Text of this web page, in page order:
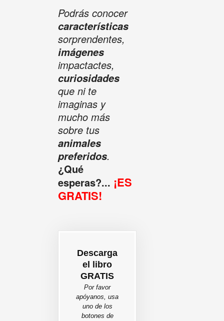
Podrás conocer
características
sorprendentes,
imágenes
impactactes,
curiosidades
que ni te
imaginas y
mucho más
sobre tus
animales
preferidos.
¿Qué
esperas?... ¡ES
GRATIS!
Descarga
el libro
GRATIS
Por favor
apóyanos, usa
uno de los
botones de